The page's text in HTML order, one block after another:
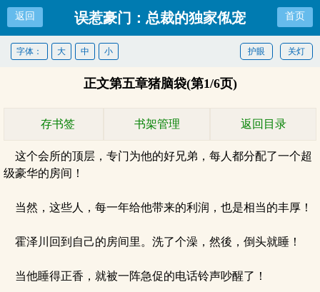
返回 误惹豪门：总裁的独家俬宠 首页
关灯
护眼
字体： 大 中 小
正文第五章猪脑袋(第1/6页)
存书签 书架管理 返回目录
这个会所的顶层，专门为他的好兄弟，每人都分配了一个超
级豪华的房间！
当然，这些人，每一年给他带来的利润，也是相当的丰厚！
霍泽川回到自己的房间里。洗了个澡，然後，倒头就睡！
当他睡得正香，就被一阵急促的电话铃声吵醒了！